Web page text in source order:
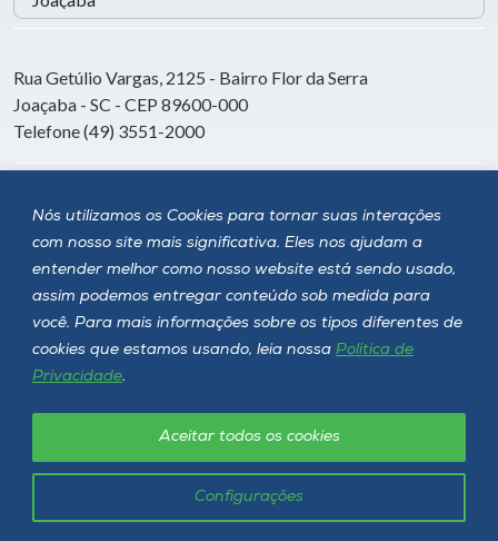
Nós utilizamos os Cookies para tornar suas interações
com nosso site mais significativa. Eles nos ajudam a
entender melhor como nosso website está sendo usado,
assim podemos entregar conteúdo sob medida para
você. Para mais informações sobre os tipos diferentes de
cookies que estamos usando, leia nossa Política de
Privacidade.
Configurações
Aceitar todos os cookies
Rua Getúlio Vargas, 2125 - Bairro Flor da Serra
Joaçaba - SC - CEP 89600-000
Telefone (49) 3551-2000
Siga a Unoesc
Unoesc © 2026 - Todos os direitos reservados
Política de privacidade LGPD